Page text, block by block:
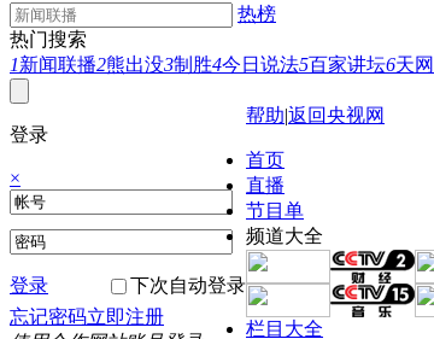
热榜
热门搜索
1新闻联播2熊出没3制胜4今日说法5百家讲坛6天网
登录
×
登录
下次自动登录
忘记密码立即注册
帮助|返回央视网
首页
直播
节目单
频道大全
栏目大全